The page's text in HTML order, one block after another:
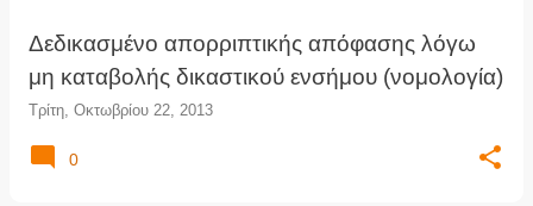
Δεδικασμένο απορριπτικής απόφασης λόγω
μη καταβολής δικαστικού ενσήμου (νομολογία)
Τρίτη, Οκτωβρίου 22, 2013
0